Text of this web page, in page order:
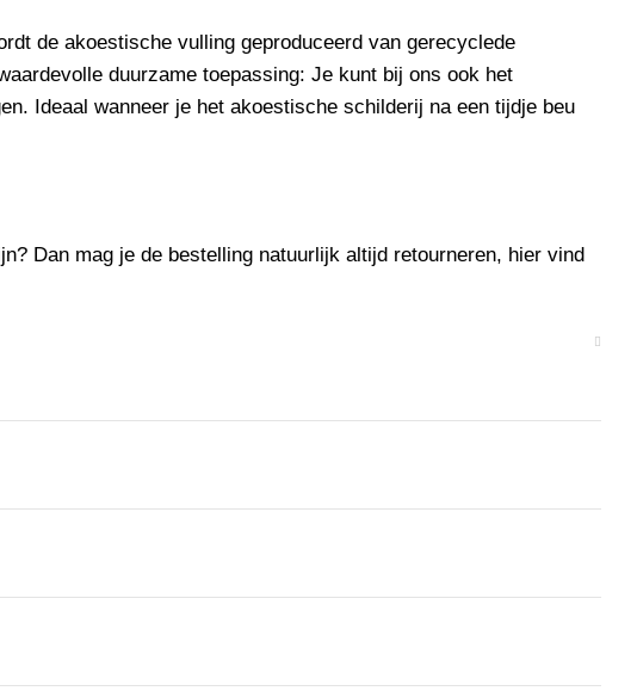
de akoestische vulling geproduceerd van gerecyclede
duurzame toepassing: Je kunt bij ons ook het
Ideaal wanneer je het akoestische schilderij na een tijdje beu
Dan mag je de bestelling natuurlijk altijd retourneren, hier vind